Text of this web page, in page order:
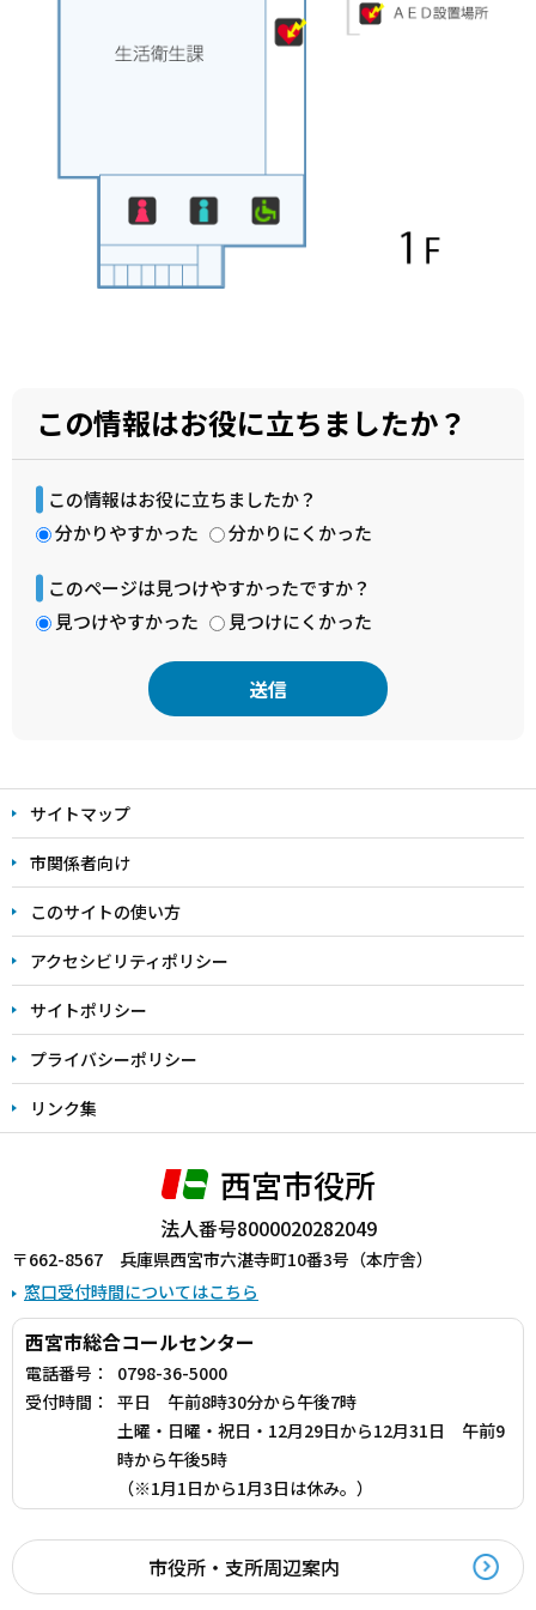
この情報はお役に立ちましたか？
この情報はお役に立ちましたか？
分かりやすかった
分かりにくかった
このページは見つけやすかったですか？
見つけやすかった
見つけにくかった
文
こ
こ
ま
で
サイトマップ
市関係者向け
このサイトの使い方
アクセシビリティポリシー
サイトポリシー
プライバシーポリシー
リンク集
西宮市役所
法人番号8000020282049
〒662-8567 兵庫県西宮市六湛寺町10番3号（本庁舎）
窓口受付時間についてはこちら
西宮市総合コールセンター
電話番号：
0798-36-5000
受付時間：
平日 午前8時30分から午後7時
土曜・日曜・祝日・12月29日から12月31日 午前9
時から午後5時
（※1月1日から1月3日は休み。）
市役所・支所周辺案内